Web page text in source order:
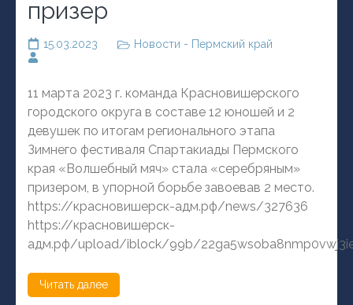
призер
15.03.2023 Новости - Пермский край
11 марта 2023 г. команда Красновишерского
городского округа в составе 12 юношей и 2
девушек по итогам регионального этапа
Зимнего фестиваля Спартакиады Пермского
края «Волшебный мяч» стала «серебряным»
призером, в упорной борьбе завоевав 2 место.
https://красновишерск-адм.рф/news/327636
https://красновишерск-
адм.рф/upload/iblock/99b/
Читать далее